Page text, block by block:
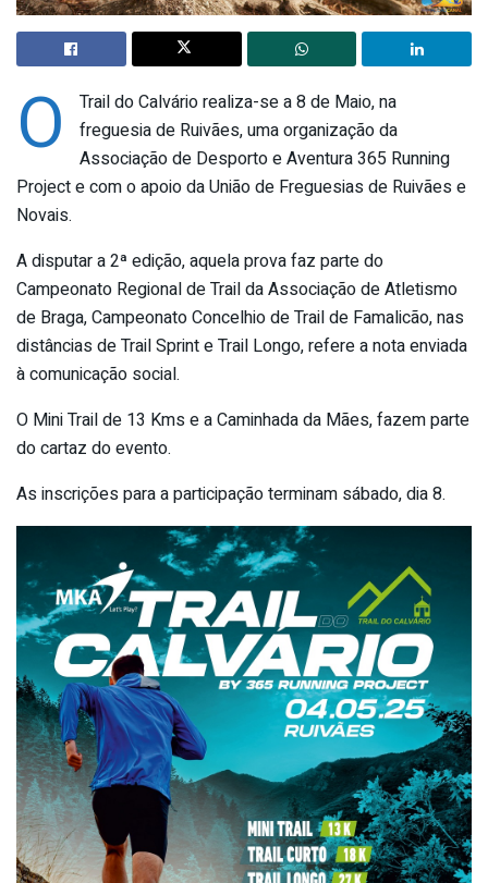
O
Trail do Calvário realiza-se a 8 de Maio, na
freguesia de Ruivães, uma organização da
Associação de Desporto e Aventura 365 Running
Project e com o apoio da União de Freguesias de Ruivães e
Novais.
A disputar a 2ª edição, aquela prova faz parte do
Campeonato Regional de Trail da Associação de Atletismo
de Braga, Campeonato Concelhio de Trail de Famalicão, nas
distâncias de Trail Sprint e Trail Longo, refere a nota enviada
à comunicação social.
O Mini Trail de 13 Kms e a Caminhada da Mães, fazem parte
do cartaz do evento.
As inscrições para a participação terminam sábado, dia 8.